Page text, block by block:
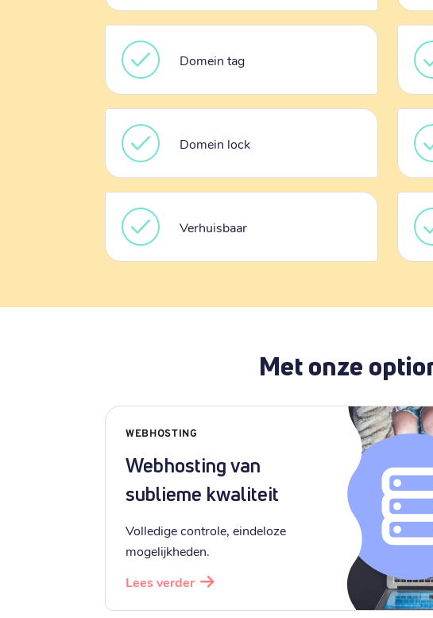
Domein tag
Domein lock
Verhuisbaar
Met onze
WEBHOSTING
Webhosting van
sublieme kwaliteit
Volledige controle, eindeloze
mogelijkheden.
Lees verder